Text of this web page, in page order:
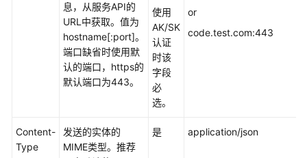
域)
息，从服务API的
URL中获取。值为
hostname[:port]。
端口缺省时使用默
认的端口，https的
默认端口为443。
使用
AK/SK
认证
时该
字段
必
选。
or
code.test.com:443
Content-
Type
发送的实体的
MIME类型。推荐
是 application/json